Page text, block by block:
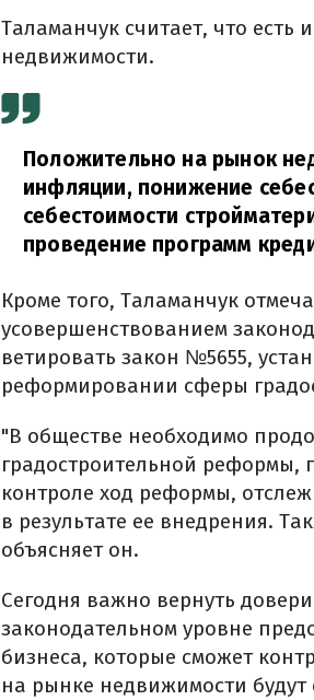
Таламанчук считает, что
недвижимости.
Положительно на рынок
инфляции, понижение
себестоимости
проведение программ
Кроме того, Таламанчук
усовершенствованием
ветировать закон №5655,
реформировании сферы
"В обществе необходимо
градостроительной реформы,
контроле ход реформы,
в результате ее внедрения.
объясняет он.
Сегодня важно вернуть
законодательном уровне
бизнеса, которые сможет
на рынке недвижимости будут